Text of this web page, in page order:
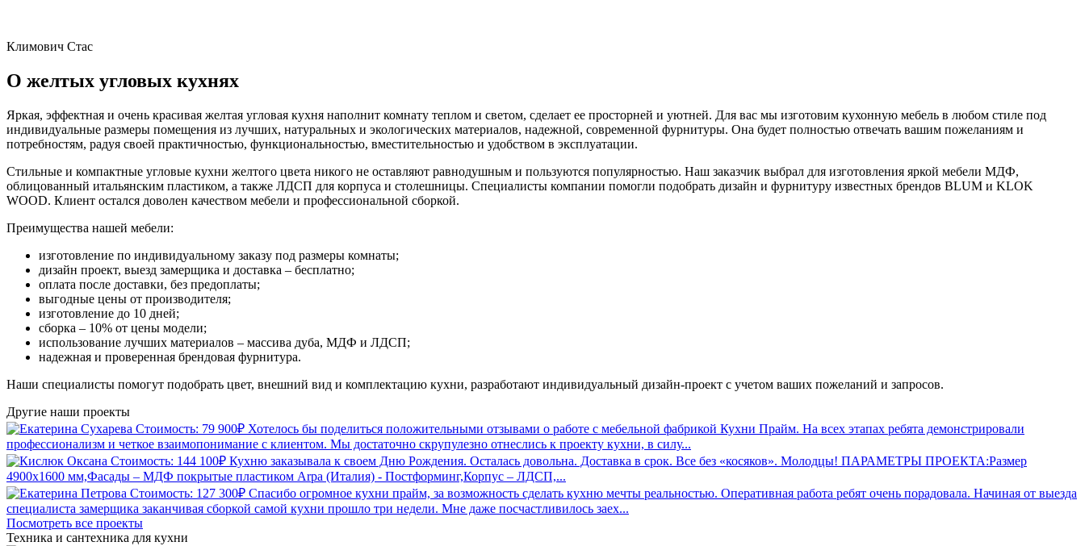
Климович Стас
О желтых угловых кухнях
Яркая, эффектная и очень красивая желтая угловая кухня наполнит комнату теплом и светом, сделает ее просторней и уютней. Для вас мы изготовим кухонную мебель в любом стиле под
индивидуальные размеры помещения из лучших, натуральных и экологических материалов, надежной, современной фурнитуры. Она будет полностью отвечать вашим пожеланиям и
потребностям, радуя своей практичностью, функциональностью, вместительностью и удобством в эксплуатации.
Стильные и компактные угловые кухни желтого цвета никого не оставляют равнодушным и пользуются популярностью. Наш заказчик выбрал для изготовления яркой мебели МДФ,
облицованный итальянским пластиком, а также ЛДСП для корпуса и столешницы. Специалисты компании помогли подобрать дизайн и фурнитуру известных брендов BLUM и KLOK
WOOD. Клиент остался доволен качеством мебели и профессиональной сборкой.
Преимущества нашей мебели:
изготовление по индивидуальному заказу под размеры комнаты;
дизайн проект, выезд замерщика и доставка – бесплатно;
оплата после доставки, без предоплаты;
выгодные цены от производителя;
изготовление до 10 дней;
сборка – 10% от цены модели;
использование лучших материалов – массива дуба, МДФ и ЛДСП;
надежная и проверенная брендовая фурнитура.
Наши специалисты помогут подобрать цвет, внешний вид и комплектацию кухни, разработают индивидуальный дизайн-проект с учетом ваших пожеланий и запросов.
Другие наши проекты
Стоимость: 79 900₽ Хотелось бы поделиться положительными отзывами о работе с мебельной фабрикой Кухни Прайм. На всех этапах ребята демонстрировали
профессионализм и четкое взаимопонимание с клиентом. Мы достаточно скрупулезно отнеслись к проекту кухни, в силу...
Стоимость: 144 100₽ Кухню заказывала к своем Дню Рождения. Осталась довольна. Доставка в срок. Все без «косяков». Молодцы! ПАРАМЕТРЫ ПРОЕКТА:Размер
4900х1600 мм,Фасады – МДФ покрытые пластиком Arpa (Италия) - Постформинг,Корпус – ЛДСП,...
Стоимость: 127 300₽ Спасибо огромное кухни прайм, за возможность сделать кухню мечты реальностью. Оперативная работа ребят очень порадовала. Начиная от выезда
специалиста замерщика заканчивая сборкой самой кухни прошло три недели. Мне даже посчастливилось заех...
Посмотреть все проекты
Техника и сантехника для кухни